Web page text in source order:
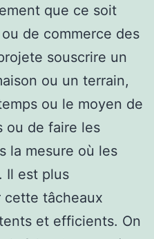
que ce soit
de commerce des
souscrire un
ou un terrain,
ou le moyen de
ou de faire les
la mesure où les
Il est plus
cette tâcheaux
et efficients. On